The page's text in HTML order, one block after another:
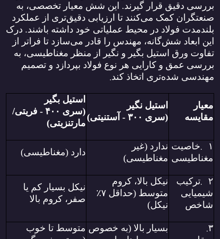
بررسی دقیق قرار گیرند. این شش معیار تخصصی، به
صنعتگران کمک می‌کنند تا ارزیابی دقیق‌تری از عملکرد
بلندمدت فولاد در محیط عملیاتی خود داشته باشند. درک
این ابعاد شش‌گانه، مهندس را قادر می‌سازد تا فراتر از
تفاوت ورق استیل بگیر و نگیر از منظر مغناطیسی، به
بررسی عمق و کارایی هر نوع فولاد بپردازد و تصمیم
مهندسی شده‌تری اتخاذ کند.
معیار
مقایسه
استیل نگیر
(سری ۳۰۰ - آستنیتی)
استیل بگیر
(سری ۴۰۰ -
فریتی/
مارتنزیتی)
۱ .خاصیت
مغناطیسی
ندارد (غیر
مغناطیسی)
دارد (مغناطیسی)
۲ .ترکیب
شیمیایی
شاخص
نیکل بالا، کروم
متوسط (حداقل ۷٪
نیکل)
نیکل بسیار کم یا
صفر، کروم بالا
۳.
بسیار بالا (به خصوص متوسط تا خوب